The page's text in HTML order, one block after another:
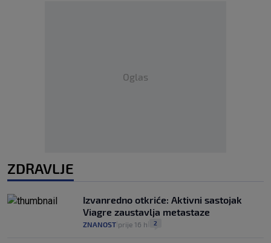
Oglas
ZDRAVLJE
Izvanredno otkriće: Aktivni sastojak
Viagre zaustavlja metastaze
ZNANOST prije 16 h 2